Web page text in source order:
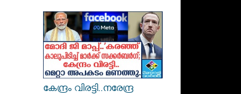
കേന്ദ്രം വിരട്ടി..നരേന്ദ്ര